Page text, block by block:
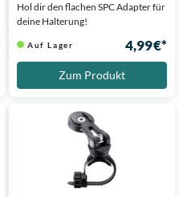
Hol dir den flachen SPC Adapter für
deine Halterung!
Auf Lager 4,99 €*
Zum Produkt